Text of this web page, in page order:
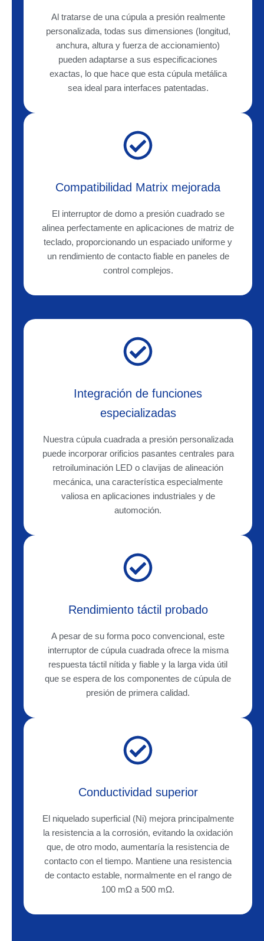
Al tratarse de una cúpula a presión realmente
personalizada, todas sus dimensiones (longitud,
anchura, altura y fuerza de accionamiento)
pueden adaptarse a sus especificaciones
exactas, lo que hace que esta cúpula metálica
sea ideal para interfaces patentadas.
Compatibilidad Matrix mejorada
El interruptor de domo a presión cuadrado se
alinea perfectamente en aplicaciones de matriz de
teclado, proporcionando un espaciado uniforme y
un rendimiento de contacto fiable en paneles de
control complejos.
Integración de funciones
especializadas
Nuestra cúpula cuadrada a presión personalizada
puede incorporar orificios pasantes centrales para
retroiluminación LED o clavijas de alineación
mecánica, una característica especialmente
valiosa en aplicaciones industriales y de
automoción.
Rendimiento táctil probado
A pesar de su forma poco convencional, este
interruptor de cúpula cuadrada ofrece la misma
respuesta táctil nítida y fiable y la larga vida útil
que se espera de los componentes de cúpula de
presión de primera calidad.
Conductividad superior
El niquelado superficial (Ni) mejora principalmente
la resistencia a la corrosión, evitando la oxidación
que, de otro modo, aumentaría la resistencia de
contacto con el tiempo. Mantiene una resistencia
de contacto estable, normalmente en el rango de
100 mΩ a 500 mΩ.